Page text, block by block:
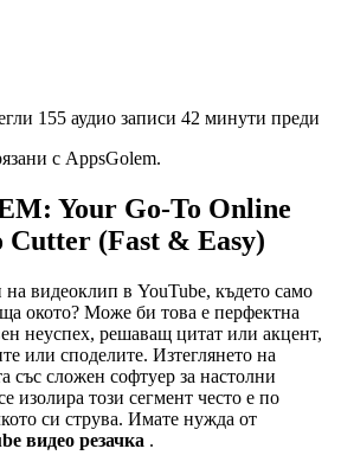
155 аудио записи 42 минути преди
с AppsGolem.
Your Go-To Online
Cutter (Fast & Easy)
на видеоклип в YouTube, където само
окото? Може би това е перфектна
неуспех, решаващ цитат или акцент,
или споделите. Изтеглянето на
със сложен софтуер за настолни
изолира този сегмент често е по
си струва. Имате нужда от
видео резачка .